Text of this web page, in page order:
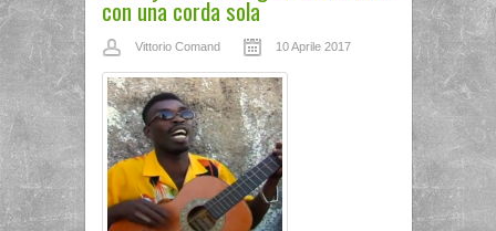
con una corda sola
Vittorio Comand 10 Aprile 2017